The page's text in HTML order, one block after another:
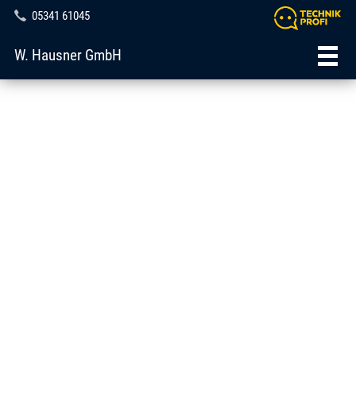
05341 61045
W. Hausner GmbH